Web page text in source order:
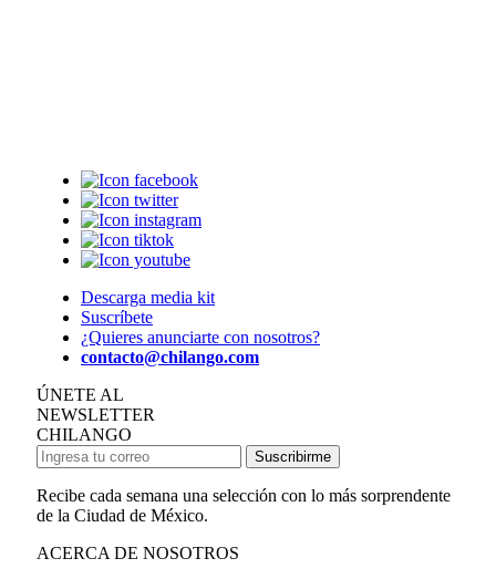
Descarga media kit
Suscríbete
¿Quieres anunciarte con nosotros?
contacto@chilango.com
ÚNETE AL
NEWSLETTER
CHILANGO
Suscribirme
Recibe cada semana una selección con lo más sorprendente
de la Ciudad de México.
ACERCA DE NOSOTROS